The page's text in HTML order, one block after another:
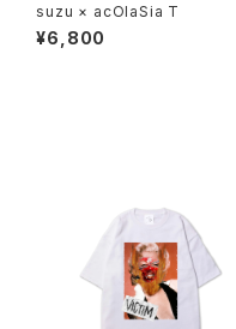
suzu × acOlaSia T
¥6,800